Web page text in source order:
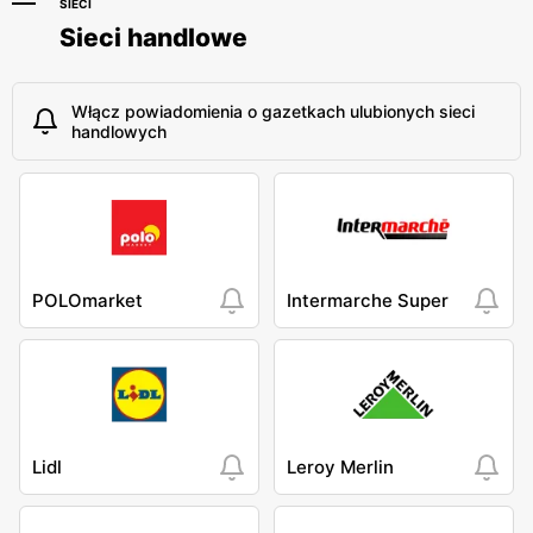
SIECI
Sieci handlowe
Włącz powiadomienia o gazetkach ulubionych sieci
handlowych
POLOmarket Intermarche Super
Lidl Leroy Merlin